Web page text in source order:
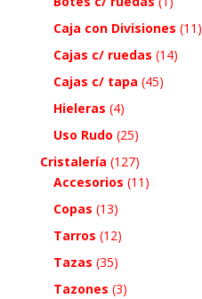
Caja con Divisiones (11)
Cajas c/ ruedas (14)
Cajas c/ tapa (45)
Hieleras (4)
Uso Rudo (25)
Cristalería (127)
Accesorios (11)
Copas (13)
Tarros (12)
Tazas (35)
Tazones (3)